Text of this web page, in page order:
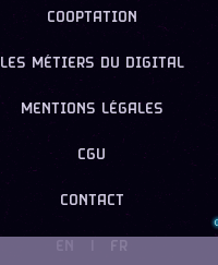
COOPTATION
LES MÉTIERS DU DIGITAL
MENTIONS LÉGALES
CGU
CONTACT
FR